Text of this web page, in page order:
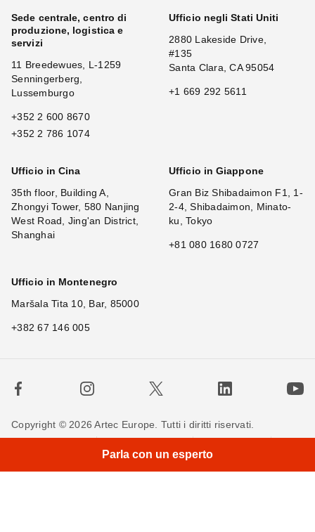
×
Sede centrale, centro di
produzione, logistica e
servizi
11 Breedewues, L-1259
Senningerberg,
Lussemburgo
+352 2 600 8670
+352 2 786 1074
Ufficio negli Stati Uniti
2880 Lakeside Drive,
#135
Santa Clara, CA 95054
+1 669 292 5611
Ufficio in Cina
35th floor, Building A,
Zhongyi Tower, 580 Nanjing
West Road, Jing'an District,
Shanghai
Ufficio in Giappone
Gran Biz Shibadaimon F1, 1-
2-4, Shibadaimon, Minato-
ku, Tokyo
+81 080 1680 0727
Ufficio in Montenegro
Maršala Tita 10, Bar, 85000
+382 67 146 005
Copyright © 2026 Artec Europe. Tutti i diritti riservati.
Contattaci
Parla con un esperto